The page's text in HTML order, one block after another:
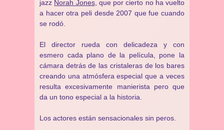
jazz Norah Jones, que por cierto no ha vuelto
a hacer otra peli desde 2007 que fue cuando
se rodó.
El director rueda con delicadeza y con
esmero cada plano de la película, pone la
cámara detrás de las cristaleras de los bares
creando una atmósfera especial que a veces
resulta excesivamente manierista pero que
da un tono especial a la historia.
Los actores están sensacionales sin peros.